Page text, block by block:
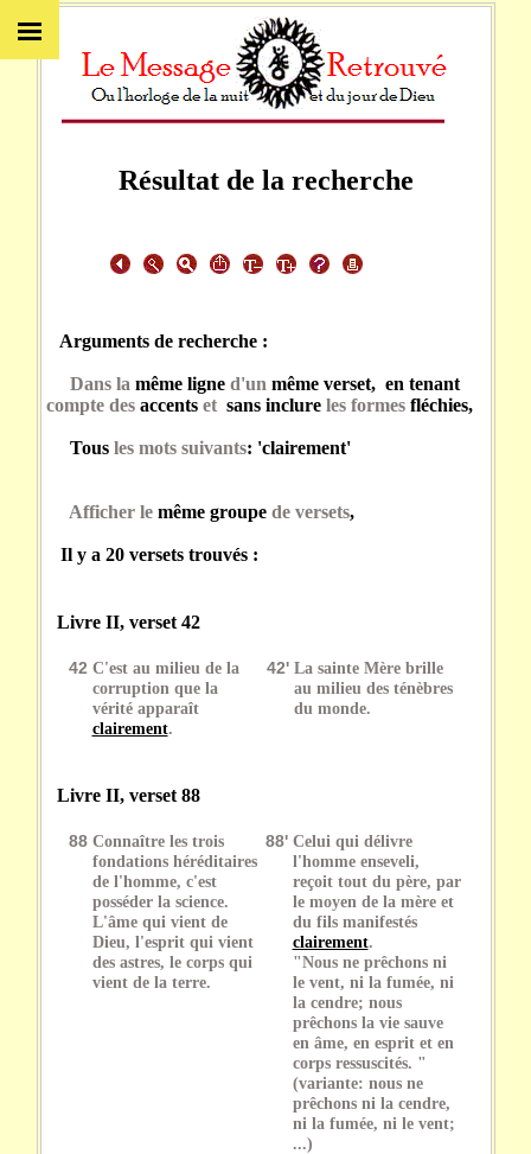
Résultat de la recherche
Arguments de recherche :
Dans la même ligne d'un même verset, en tenant
compte des accents et sans inclureles formes fléchies,
Tous les mots suivants: 'clairement'
Afficher le même groupede versets,
Il y a 20 versets trouvés :
Livre II, verset 42
42 C'est au milieu de la
corruption que la
vérité apparaît
clairement.
42' La sainte Mère brille
au milieu des ténèbres
du monde.
Livre II, verset 88
88 Connaître les trois
fondations héréditaires
de l'homme, c'est
posséder la science.
L'âme qui vient de
Dieu, l'esprit qui vient
des astres, le corps qui
vient de la terre.
88' Celui qui délivre
l'homme enseveli,
reçoit tout du père, par
le moyen de la mère et
du fils manifestés
clairement.
"Nous ne prêchons ni
le vent, ni la fumée, ni
la cendre; nous
prêchons la vie sauve
en âme, en esprit et en
corps ressuscités. "
(variante: nous ne
prêchons ni la cendre,
ni la fumée, ni le vent;
...)